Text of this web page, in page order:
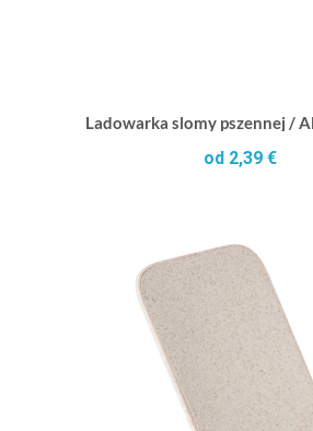
Ladowarka slomy pszennej /
od 2,39 €